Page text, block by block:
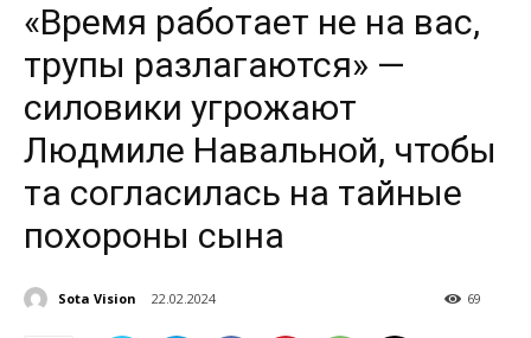
«Время работает не на вас,
трупы разлагаются» —
силовики угрожают
Людмиле Навальной, чтобы
та согласилась на тайные
похороны сына
Sota Vision 22.02.2024 69